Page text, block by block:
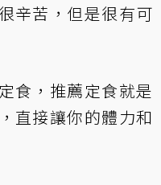
辛苦，但是很有可
食，推薦定食就是
直接讓你的體力和